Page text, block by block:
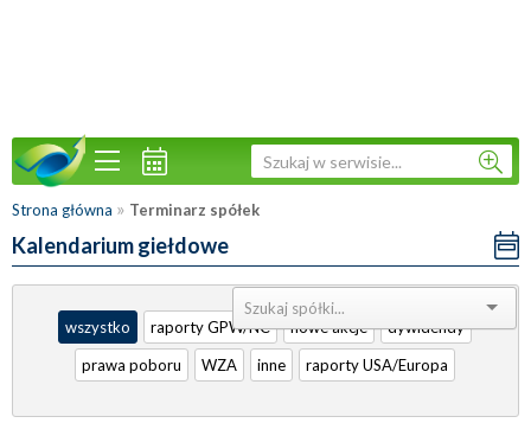
Strona główna » Terminarz spółek
Kalendarium giełdowe
Sortuj:
wszystko
raporty GPW/NC nowe akcje
dywidendy
prawa poboru
WZA inne raporty USA/Europa